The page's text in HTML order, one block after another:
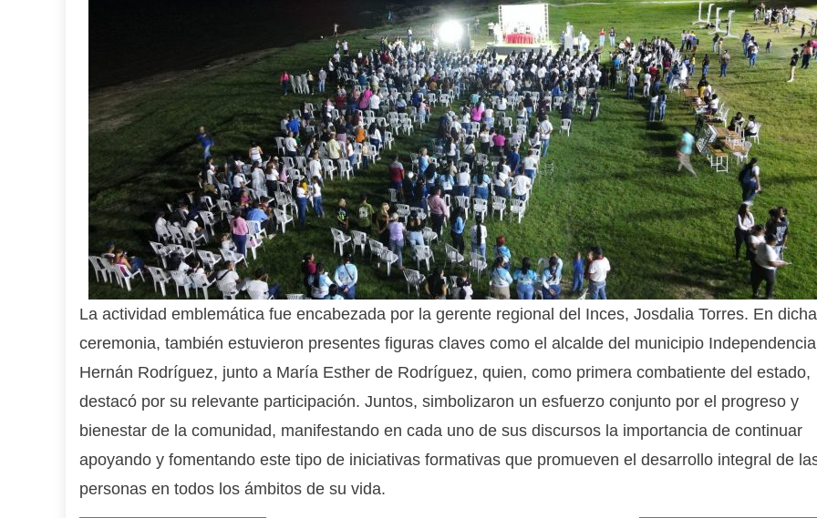
La actividad emblemática fue encabezada por la gerente regional del Inces, Josdalia Torres. En dicha
ceremonia, también estuvieron presentes figuras claves como el alcalde del municipio
Hernán Rodríguez, junto a María Esther de Rodríguez, quien, como primera combatiente del estado,
destacó por su relevante participación. Juntos, simbolizaron un esfuerzo conjunto por el progreso y
bienestar de la comunidad, manifestando en cada uno de sus discursos la importancia de continuar
apoyando y fomentando este tipo de iniciativas formativas que promueven el desarrollo integral de
personas en todos los ámbitos de su vida.